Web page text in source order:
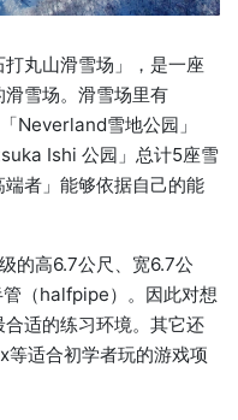
丸山滑雪场」，是一座
雪场。滑雪场里有
Neverland雪地公园」
Ishi 公园」总计5座雪
者」能够依据自己的能
的高6.7公尺、宽6.7公
（halfpipe）。因此对想
适的练习环境。其它还
适合初学者玩的游戏项